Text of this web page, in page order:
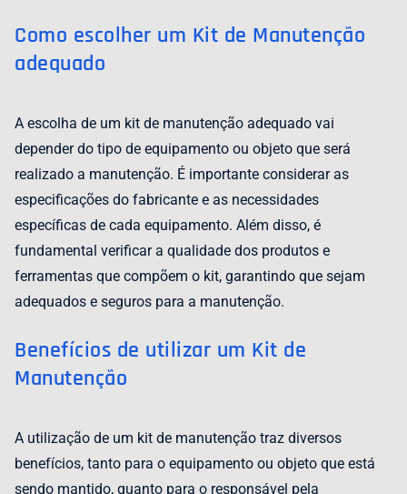
Como escolher um Kit de Manutenção
adequado
A escolha de um kit de manutenção adequado vai
depender do tipo de equipamento ou objeto que será
realizado a manutenção. É importante considerar as
especificações do fabricante e as necessidades
específicas de cada equipamento. Além disso, é
fundamental verificar a qualidade dos produtos e
ferramentas que compõem o kit, garantindo que sejam
adequados e seguros para a manutenção.
Benefícios de utilizar um Kit de
Manutenção
A utilização de um kit de manutenção traz diversos
benefícios, tanto para o equipamento ou objeto que está
sendo mantido, quanto para o responsável pela